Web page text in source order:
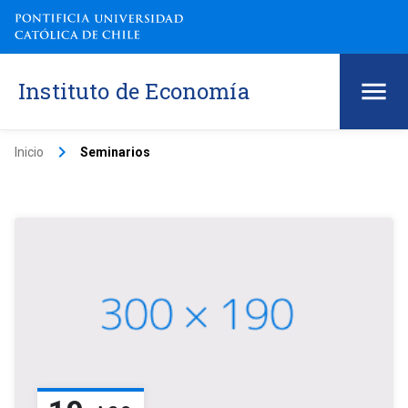
Instituto de Economía
Inicio keyboard_arrow_right Seminarios